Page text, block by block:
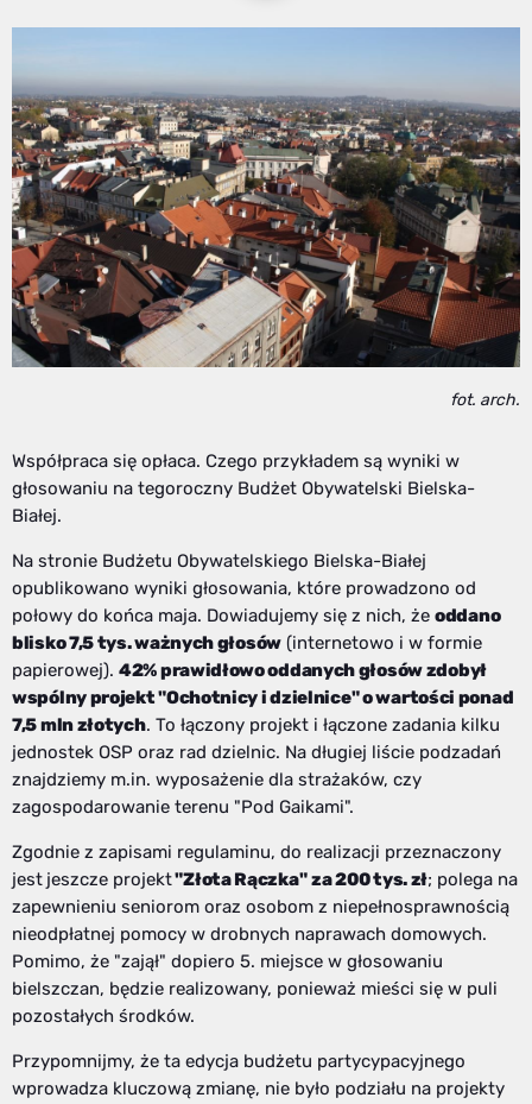
fot. arch.
Współpraca się opłaca. Czego przykładem są wyniki w
głosowaniu na tegoroczny Budżet Obywatelski Bielska-
Białej.
Na stronie Budżetu Obywatelskiego Bielska-Białej
opublikowano wyniki głosowania, które prowadzono od
połowy do końca maja. Dowiadujemy się z nich, że oddano
blisko 7,5 tys. ważnych głosów (internetowo i w formie
papierowej). 42% prawidłowo oddanych głosów zdobył
wspólny projekt "Ochotnicy i dzielnice" o wartości ponad
7,5 mln złotych. To łączony projekt i łączone zadania kilku
jednostek OSP oraz rad dzielnic. Na długiej liście podzadań
znajdziemy m.in. wyposażenie dla strażaków, czy
zagospodarowanie terenu "Pod Gaikami".
Zgodnie z zapisami regulaminu, do realizacji przeznaczony
jest jeszcze projekt"Złota Rączka" za 200 tys. zł; polega na
zapewnieniu seniorom oraz osobom z niepełnosprawnością
nieodpłatnej pomocy w drobnych naprawach domowych.
Pomimo, że "zajął" dopiero 5. miejsce w głosowaniu
bielszczan, będzie realizowany, ponieważ mieści się w puli
pozostałych środków.
Przypomnijmy, że ta edycja budżetu partycypacyjnego
wprowadza kluczową zmianę, nie było podziału na projekty